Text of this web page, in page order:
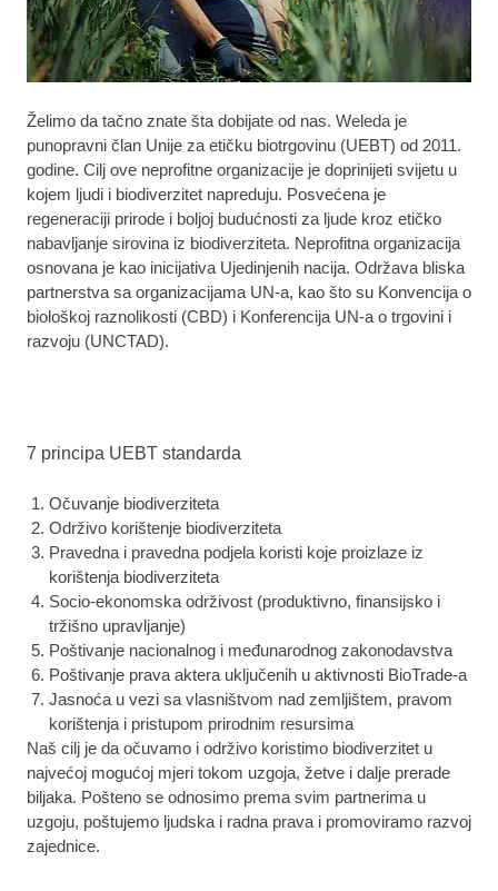
Želimo da tačno znate šta dobijate od nas. Weleda je
punopravni član Unije za etičku biotrgovinu (UEBT) od 2011.
godine. Cilj ove neprofitne organizacije je doprinijeti svijetu u
kojem ljudi i biodiverzitet napreduju. Posvećena je
regeneraciji prirode i boljoj budućnosti za ljude kroz etičko
nabavljanje sirovina iz biodiverziteta. Neprofitna organizacija
osnovana je kao inicijativa Ujedinjenih nacija. Održava bliska
partnerstva sa organizacijama UN-a, kao što su Konvencija o
biološkoj raznolikosti (CBD) i Konferencija UN-a o trgovini i
razvoju (UNCTAD).
7 principa UEBT standarda
Očuvanje biodiverziteta
Održivo korištenje biodiverziteta
Pravedna i pravedna podjela koristi koje proizlaze iz
korištenja biodiverziteta
Socio-ekonomska održivost (produktivno, finansijsko i
tržišno upravljanje)
Poštivanje nacionalnog i međunarodnog zakonodavstva
Poštivanje prava aktera uključenih u aktivnosti BioTrade-a
Jasnoća u vezi sa vlasništvom nad zemljištem, pravom
korištenja i pristupom prirodnim resursima
Naš cilj je da očuvamo i održivo koristimo biodiverzitet u
najvećoj mogućoj mjeri tokom uzgoja, žetve i dalje prerade
biljaka. Pošteno se odnosimo prema svim partnerima u
uzgoju, poštujemo ljudska i radna prava i promoviramo razvoj
zajednice.